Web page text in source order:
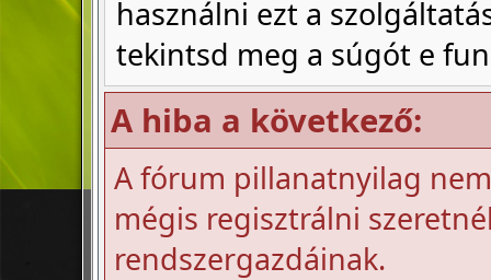
használni ezt a
tekintsd meg a súgót e
A hiba a következő:
A fórum pillanatnyilag
mégis regisztrálni
rendszergazdáinak.